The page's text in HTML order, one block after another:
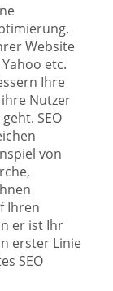
Website
etc.
Ihre
Nutzer
SEO
von
Ihren
er ist Ihr
erster Linie
SEO